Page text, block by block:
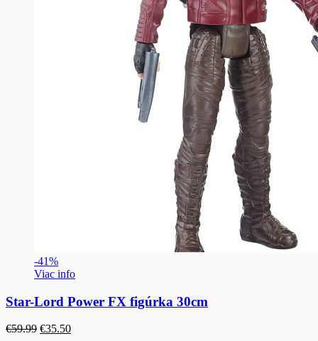
-41%
Viac info
Star-Lord Power FX figúrka 30cm
€59.99 Pôvodná
€35.50Aktuálna